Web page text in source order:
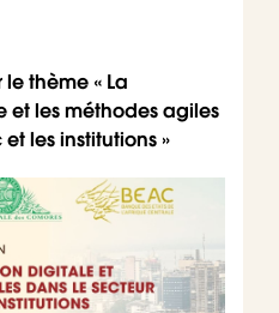
thème « La
et les méthodes agiles
les institutions »